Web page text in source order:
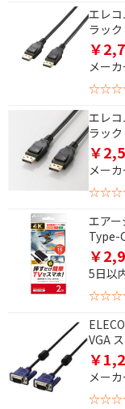
エレ
ラッ
￥
メー
エレ
ラッ
￥
メー
エア
Type-
￥
5日以
VGA
￥
メー
長さで絞
1m
2m
5m